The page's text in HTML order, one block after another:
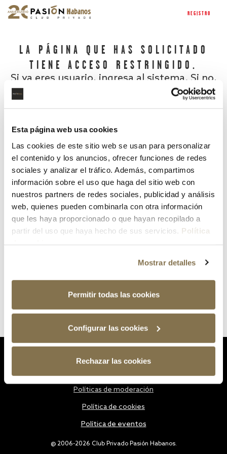
Esta página web usa cookies
Las cookies de este sitio web se usan para personalizar
el contenido y los anuncios, ofrecer funciones de redes
sociales y analizar el tráfico. Además, compartimos
información sobre el uso que haga del sitio web con
nuestros partners de redes sociales, publicidad y análisis
web, quienes pueden combinarla con otra información
que les haya proporcionado o que hayan recopilado a
partir del uso que haya hecho de sus servicios. Política
Mostrar detalles
Permitir todas las cookies
Configurar las cookies
Rechazar las cookies
REGISTRO
LA PÁGINA QUE HAS SOLICITADO
TIENE ACCESO RESTRINGIDO.
Si ya eres usuario, ingresa al sistema. Si no,
¿Has olvidado tu contraseña?
@ 2006-2026 Club Privado Pasión Habanos.
Políticas de moderación
Política de cookies
Política de eventos